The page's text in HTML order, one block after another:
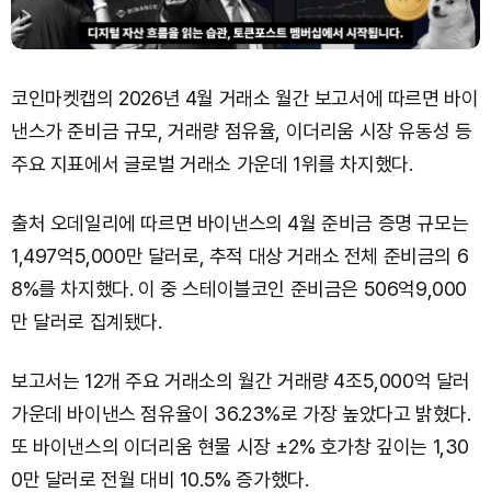
코인마켓캡의 2026년 4월 거래소 월간 보고서에 따르면 바이
낸스가 준비금 규모, 거래량 점유율, 이더리움 시장 유동성 등
주요 지표에서 글로벌 거래소 가운데 1위를 차지했다.
출처 오데일리에 따르면 바이낸스의 4월 준비금 증명 규모는
1,497억5,000만 달러로, 추적 대상 거래소 전체 준비금의 6
8%를 차지했다. 이 중 스테이블코인 준비금은 506억9,000
만 달러로 집계됐다.
보고서는 12개 주요 거래소의 월간 거래량 4조5,000억 달러
가운데 바이낸스 점유율이 36.23%로 가장 높았다고 밝혔다.
또 바이낸스의 이더리움 현물 시장 ±2% 호가창 깊이는 1,30
0만 달러로 전월 대비 10.5% 증가했다.